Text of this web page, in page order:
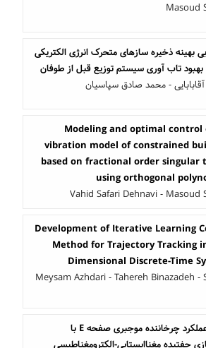
Masoud
بهینه ذخیره سازهای متحرک انرژی الکتریکی
تاب آوری سیستم توزیع قبل از طوفان
- محمد صادق سپاسیان
Modeling and optimal
vibration model of constrained
based on fractional order singular
using orthogonal
Vahid Safari Dehnavi - Masoud
Development of Iterative Learning
Method for Trajectory Tracking
Dimensional Discrete-Time
Meysam Azhdari - Tahereh Binazadeh -
بررسی عملکرد چرخاننده موجبری صفحه E با
جفتیده مغناایستایی-الکترومغناطیسی